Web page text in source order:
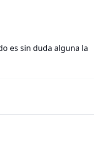
es sin duda alguna la